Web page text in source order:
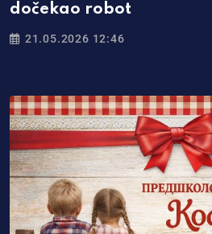
dočekao robot
21.05.2026 12:46